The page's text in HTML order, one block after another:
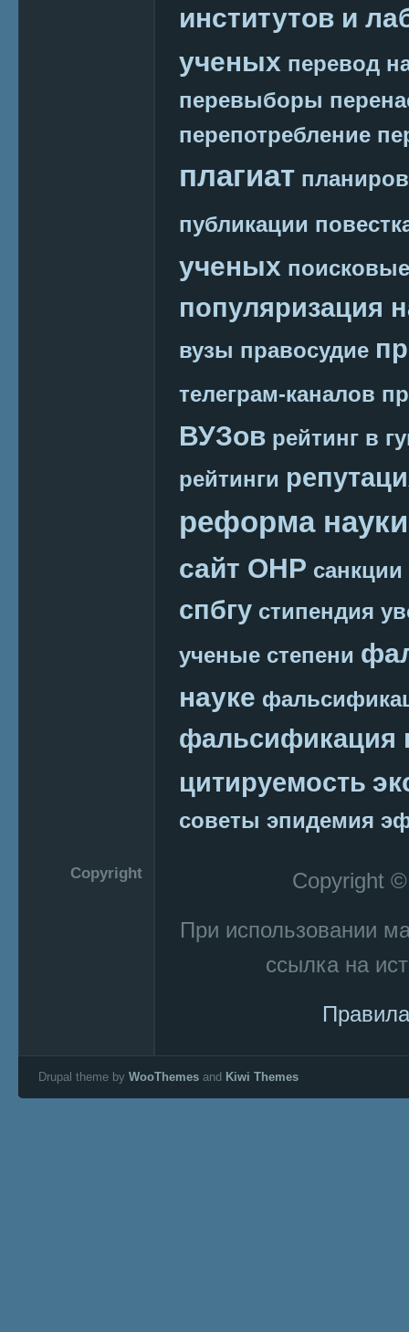
институтов и
ученых перевод
перевыборы
перепотребление
плагиат
публикации
ученых
популяризация
вузы правосудие
телеграм-каналов
ВУЗов рейтинг в
рейтинги
реформа науки
сайт ОНР санкции
спбгу стипендия
ученые степени
науке
фальсификация
цитируемость
советы эпидемия
Copyright
Copyright
При использовании
ссылка на
Drupal theme by WooThemes and Kiwi Themes